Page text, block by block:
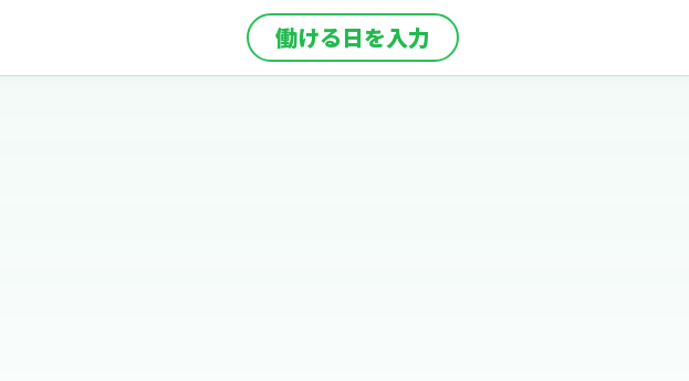
働ける日を入力